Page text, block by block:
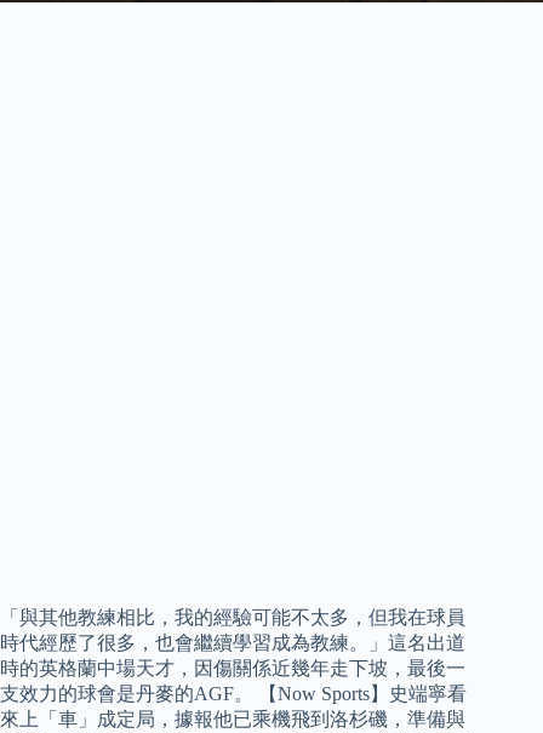
「與其他教練相比，我的經驗可能不太多，但我在球員
時代經歷了很多，也會繼續學習成為教練。」這名出道
時的英格蘭中場天才，因傷關係近幾年走下坡，最後一
支效力的球會是丹麥的AGF。 【Now Sports】史端寧看
來上「車」成定局，據報他已乘機飛到洛杉磯，準備與